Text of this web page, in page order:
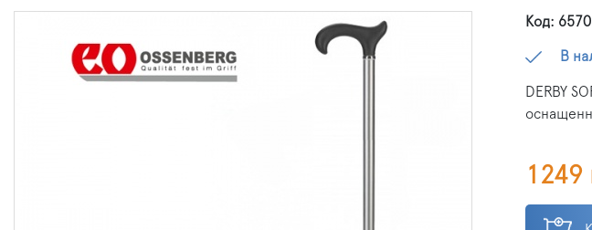
Код: 6570
В
DERBY
1249